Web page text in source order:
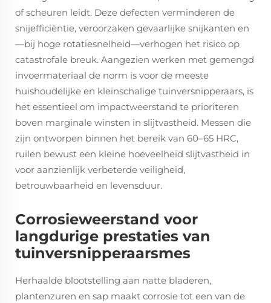
of scheuren leidt. Deze defecten verminderen de
snijefficiëntie, veroorzaken gevaarlijke snijkanten en
—bij hoge rotatiesnelheid—verhogen het risico op
catastrofale breuk. Aangezien werken met gemengd
invoermateriaal de norm is voor de meeste
huishoudelijke en kleinschalige tuinversnipperaars, is
het essentieel om impactweerstand te prioriteren
boven marginale winsten in slijtvastheid. Messen die
zijn ontworpen binnen het bereik van 60–65 HRC,
ruilen bewust een kleine hoeveelheid slijtvastheid in
voor aanzienlijk verbeterde veiligheid,
betrouwbaarheid en levensduur.
Corrosieweerstand voor
langdurige prestaties van
tuinversnipperaarsmes
Herhaalde blootstelling aan natte bladeren,
plantenzuren en sap maakt corrosie tot een van de